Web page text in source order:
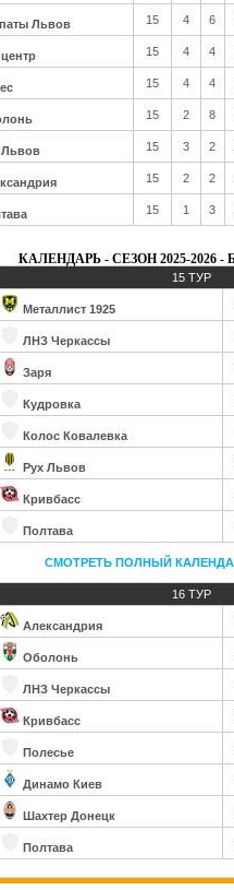
Львов 15 4 6
15 4 4
15 4 4
15 2 8
Львов 15 3 2
15 2 2
15 1 3
КАЛЕНДАРЬ - СЕЗОН 2025-
15 ТУР
Металлист 1925
ЛНЗ Черкассы
Заря
Кудровка
Колос Ковалевка
Рух Львов
Кривбасс
Полтава
СМОТРЕТЬ ПОЛНЫЙ
16 ТУР
Александрия
Оболонь
ЛНЗ Черкассы
Кривбасс
Полесье
Динамо Киев
Шахтер Донецк
Полтава